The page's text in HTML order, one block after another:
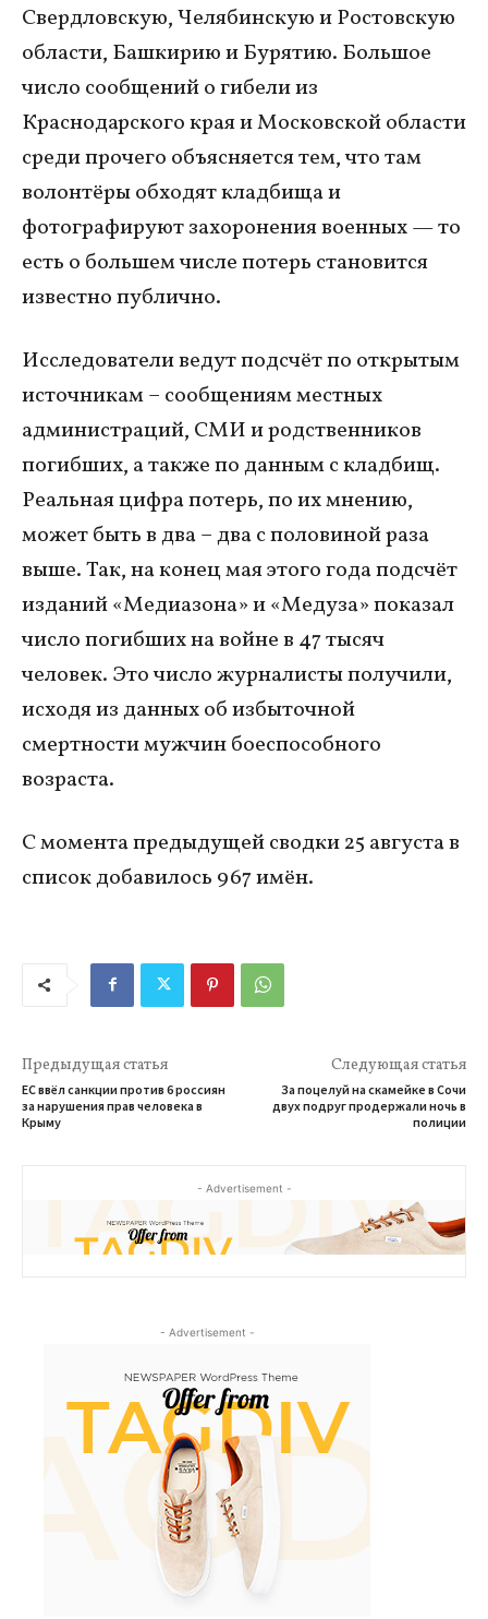
Свердловскую, Челябинскую и Ростовскую
области, Башкирию и Бурятию. Большое
число сообщений о гибели из
Краснодарского края и Московской области
среди прочего объясняется тем, что там
волонтёры обходят кладбища и
фотографируют захоронения военных — то
есть о большем числе потерь становится
известно публично.
Исследователи ведут подсчёт по открытым
источникам – сообщениям местных
администраций, СМИ и родственников
погибших, а также по данным с кладбищ.
Реальная цифра потерь, по их мнению,
может быть в два – два с половиной раза
выше. Так, на конец мая этого года подсчёт
изданий «Медиазона» и «Медуза» показал
число погибших на войне в 47 тысяч
человек. Это число журналисты получили,
исходя из данных об избыточной
смертности мужчин боеспособного
возраста.
С момента предыдущей сводки 25 августа в
список добавилось 967 имён.
Предыдущая статья
ЕС ввёл санкции против 6 россиян
за нарушения прав человека в
Крыму
Следующая статья
За поцелуй на скамейке в Сочи
двух подруг продержали ночь в
полиции
- Advertisement -
- Advertisement -